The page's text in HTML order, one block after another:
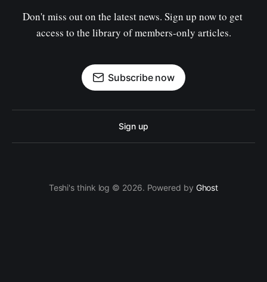
Don't miss out on the latest news. Sign up now to get
access to the library of members-only articles.
Subscribe now
Sign up
Teshi's think log © 2026. Powered by Ghost